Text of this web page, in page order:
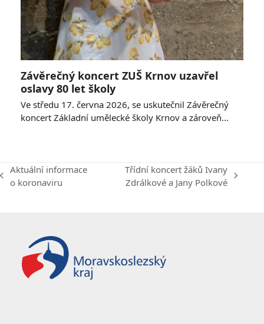
Závěrečný koncert ZUŠ Krnov uzavřel
oslavy 80 let školy
Ve středu 17. června 2026, se uskutečnil Závěrečný
koncert Základní umělecké školy Krnov a zároveň…
previous
Aktuální informace
o koronaviru
Třídní koncert žáků Ivany
Zdrálkové a Jany Polkové